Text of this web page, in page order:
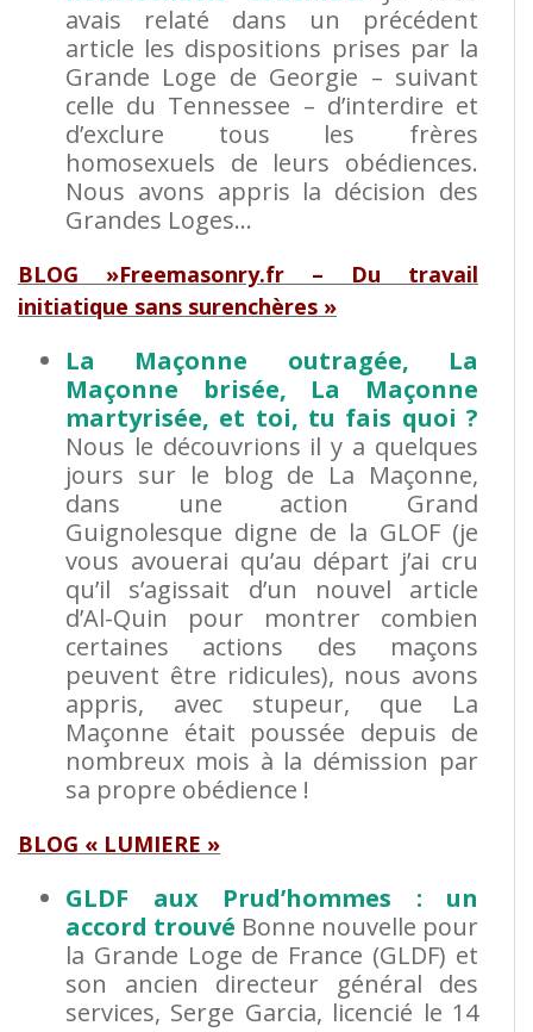
avais relaté dans un précédent
article les dispositions prises par la
Grande Loge de Georgie – suivant
celle du Tennessee – d’interdire et
d’exclure tous les frères
homosexuels de leurs obédiences.
Nous avons appris la décision des
Grandes Loges…
BLOG »Freemasonry.fr – Du travail
initiatique sans surenchères »
La Maçonne outragée, La
Maçonne brisée, La Maçonne
martyrisée, et toi, tu fais quoi ?
Nous le découvrions il y a quelques
jours sur le blog de La Maçonne,
dans une action Grand
Guignolesque digne de la GLOF (je
vous avouerai qu’au départ j’ai cru
qu’il s’agissait d’un nouvel article
d’Al-Quin pour montrer combien
certaines actions des maçons
peuvent être ridicules), nous avons
appris, avec stupeur, que La
Maçonne était poussée depuis de
nombreux mois à la démission par
sa propre obédience !
BLOG « LUMIERE »
GLDF aux Prud’hommes : un
accord trouvé Bonne nouvelle pour
la Grande Loge de France (GLDF) et
son ancien directeur général des
services, Serge Garcia, licencié le 14